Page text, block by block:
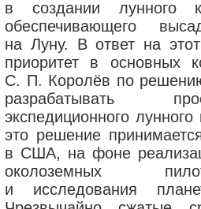
в создании лунного
обеспечивающего
на Луну. В ответ на
приоритет в основных
С. П. Королёв по
разрабатывать
экспедиционного
это решение
в США, на фоне
околоземных
и исследования